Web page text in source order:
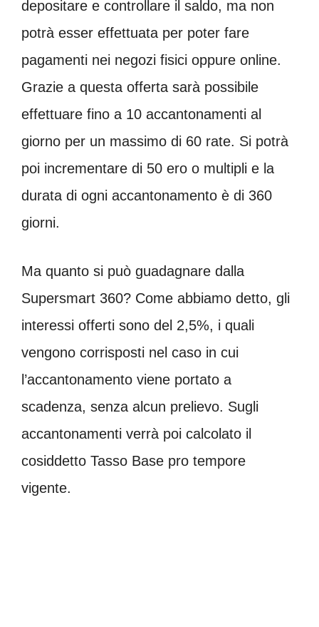
depositare e controllare il saldo, ma non
potrà esser effettuata per poter fare
pagamenti nei negozi fisici oppure online.
Grazie a questa offerta sarà possibile
effettuare fino a 10 accantonamenti al
giorno per un massimo di 60 rate. Si potrà
poi incrementare di 50 ero o multipli e la
durata di ogni accantonamento è di 360
giorni.
Ma quanto si può guadagnare dalla
Supersmart 360? Come abbiamo detto, gli
interessi offerti sono del 2,5%, i quali
vengono corrisposti nel caso in cui
l’accantonamento viene portato a
scadenza, senza alcun prelievo. Sugli
accantonamenti verrà poi calcolato il
cosiddetto Tasso Base pro tempore
vigente.